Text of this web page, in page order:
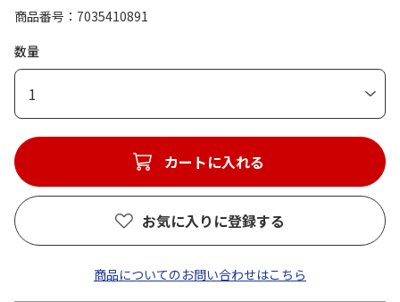
商品番号
7035410891
数量
1
カートに入れる
お気に入りに登録する
商品についてのお問い合わせはこちら